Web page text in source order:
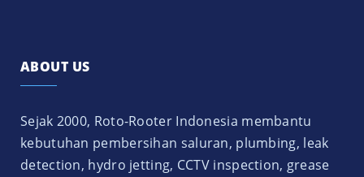
ABOUT US
Sejak 2000, Roto-Rooter Indonesia membantu
kebutuhan pembersihan saluran, plumbing, leak
detection, hydro jetting, CCTV inspection, grease